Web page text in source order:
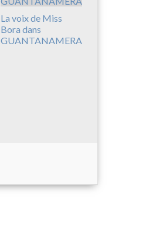
La voix de Miss
Bora dans
GUANTANAMERA